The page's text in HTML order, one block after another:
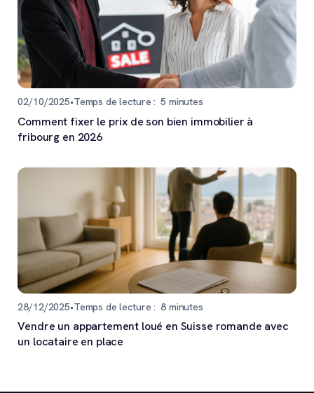
02/10/2025•Temps de lecture : 5 minutes
Comment fixer le prix de son bien immobilier à
fribourg en 2026
28/12/2025•Temps de lecture : 8minutes
Vendre un appartement loué en Suisse romande avec
un locataire en place